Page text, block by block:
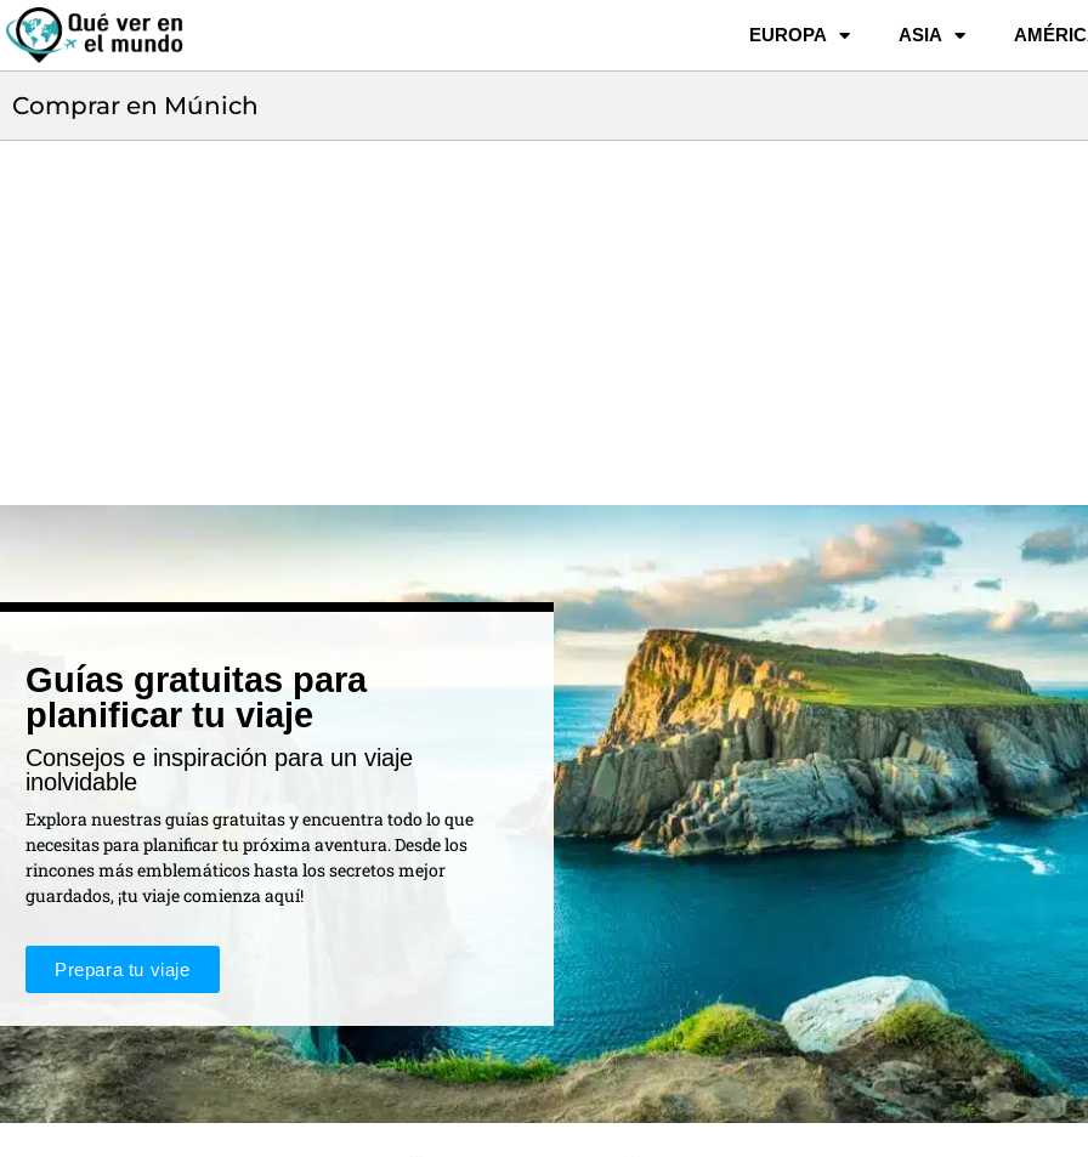
EUROPA ASIA
Comprar en Múnich
Guías gratuitas para
planificar tu viaje
Consejos e inspiración para un viaje
inolvidable
Explora nuestras guías gratuitas y encuentra todo lo que
necesitas para planificar tu próxima aventura. Desde los
rincones más emblemáticos hasta los secretos mejor
guardados, ¡tu viaje comienza aquí!
Prepara tu viaje